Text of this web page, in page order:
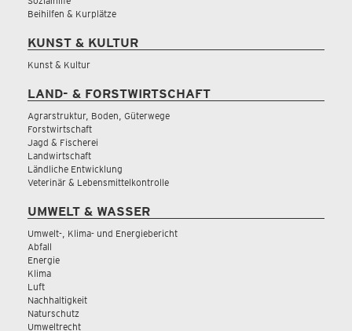
Beihilfen & Kurplätze
KUNST & KULTUR
Kunst & Kultur
LAND- & FORSTWIRTSCHAFT
Agrarstruktur, Boden, Güterwege
Forstwirtschaft
Jagd & Fischerei
Landwirtschaft
Ländliche Entwicklung
Veterinär & Lebensmittelkontrolle
UMWELT & WASSER
Umwelt-, Klima- und Energiebericht
Abfall
Energie
Klima
Luft
Nachhaltigkeit
Naturschutz
Umweltrecht